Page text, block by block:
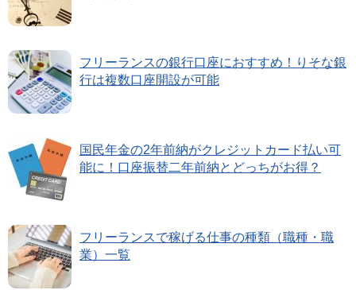
フリーランスの銀行口座におすすめ！りそな銀
行は複数口座開設が可能
国民年金の2年前納がクレジットカード払い可
能に！口座振替二年前納とどっちがお得？
フリーランスで稼げる仕事の種類（職種・職
業）一覧